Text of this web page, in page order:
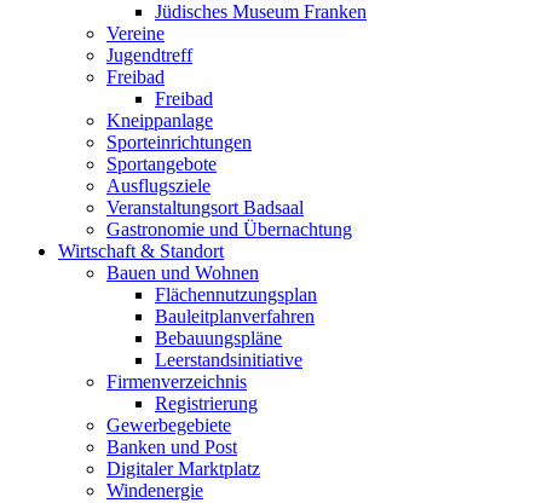
Jüdisches Museum Franken
Vereine
Jugendtreff
Freibad
Freibad
Kneippanlage
Sporteinrichtungen
Sportangebote
Ausflugsziele
Veranstaltungsort Badsaal
Gastronomie und Übernachtung
Wirtschaft & Standort
Bauen und Wohnen
Flächennutzungsplan
Bauleitplanverfahren
Bebauungspläne
Leerstandsinitiative
Firmenverzeichnis
Registrierung
Gewerbegebiete
Banken und Post
Digitaler Marktplatz
Windenergie